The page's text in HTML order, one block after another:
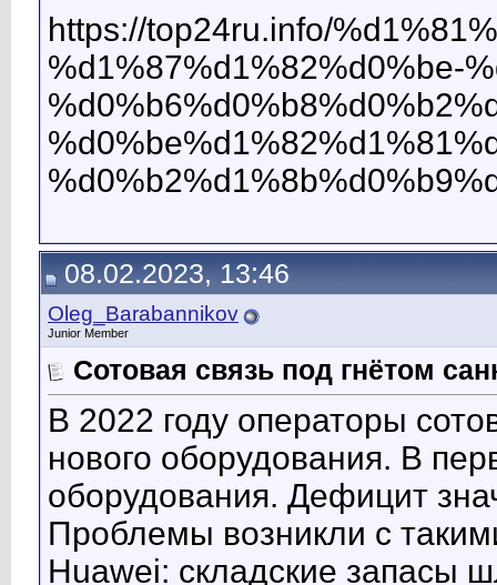
https://top24ru.info/
%d1%87%d1%82%d0%be-
08.02.2023, 13:46
Oleg_Barabannikov
Junior Member
Сотовая связь под гнётом
В 2022 году операторы
нового оборудования. В
оборудования. Дефицит
Проблемы возникли с
Huawei: складские запасы